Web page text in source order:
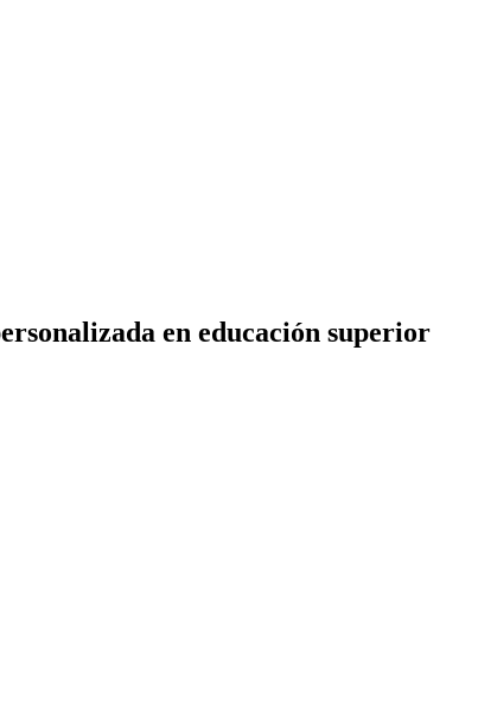
en educación superior